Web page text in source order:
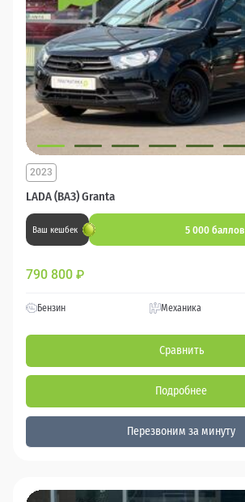
LADA (ВАЗ) Granta
2023
Ваш кешбек 5 000 баллов
790 800 ₽
Бензин Механика
Сравнить
Подробнее
Перезвоним за минуту